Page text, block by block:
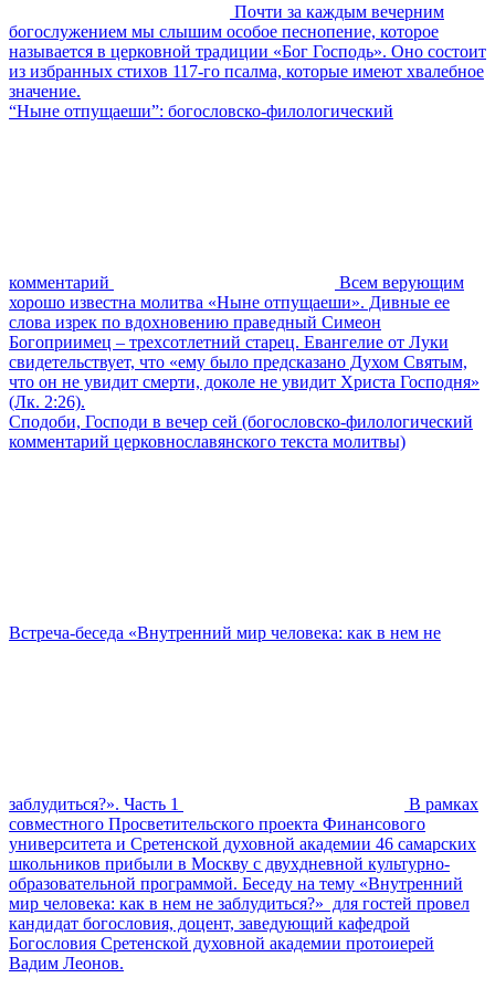
Почти за каждым вечерним
богослужением мы слышим особое песнопение, которое
называется в церковной традиции «Бог Господь». Оно состоит
из избранных стихов 117-го псалма, которые имеют хвалебное
значение.
“Ныне отпущаеши”: богословско-филологический
комментарий
Всем верующим
хорошо известна молитва «Ныне отпущаеши». Дивные ее
слова изрек по вдохновению праведный Симеон
Богоприимец – трехсотлетний старец. Евангелие от Луки
свидетельствует, что «ему было предсказано Духом Святым,
что он не увидит смерти, доколе не увидит Христа Господня»
(Лк. 2:26).
Сподоби, Господи в вечер сей (богословско-филологический
комментарий церковнославянского текста молитвы)
Встреча-беседа «Внутренний мир человека: как в нем не
заблудиться?». Часть 1
В рамках
совместного Просветительского проекта Финансового
университета и Сретенской духовной академии 46 самарских
школьников прибыли в Москву с двухдневной культурно-
образовательной программой. Беседу на тему «Внутренний
мир человека: как в нем не заблудиться?» для гостей провел
кандидат богословия, доцент, заведующий кафедрой
Богословия Сретенской духовной академии протоиерей
Вадим Леонов.